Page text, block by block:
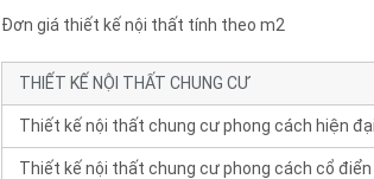
Đơn giá thiết kế nội thất tính theo m2
THIẾT KẾ NỘI THẤT CHUNG CƯ
Thiết kế nội thất chung cư phong cách hiện
Thiết kế nội thất chung cư phong cách cổ điển